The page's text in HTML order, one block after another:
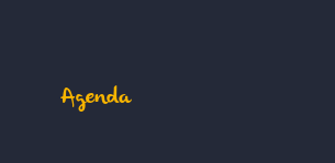
Agenda